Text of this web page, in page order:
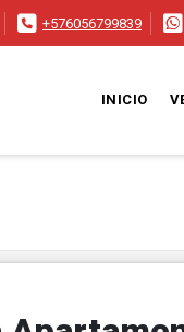
+576056799839
INICIO